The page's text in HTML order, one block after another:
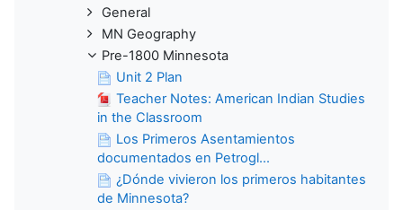
General
MN Geography
Pre-1800 Minnesota
Unit 2 Plan
Teacher Notes: American Indian Studies
in the Classroom
Los Primeros Asentamientos
documentados en Petrogl...
¿Dónde vivieron los primeros habitantes
de Minnesota?